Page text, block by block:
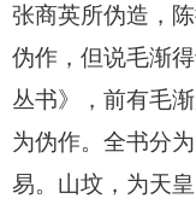
张商英所伪造，
伪作，但说毛渐
丛书》，前有毛
为伪作。全书分
易。山坟，为天